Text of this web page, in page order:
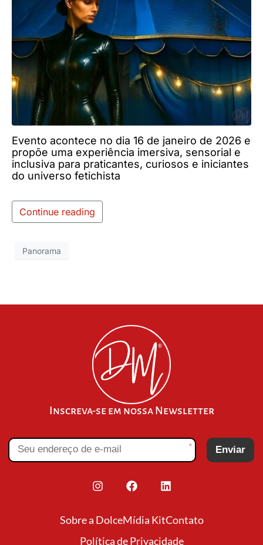
Evento acontece no dia 16 de janeiro de 2026 e
propõe uma experiência imersiva, sensorial e
inclusiva para praticantes, curiosos e iniciantes
do universo fetichista
Continue reading
Panorama
Inscreva-se em nossa Newsletter
* Enviar
Sobre a DolceMídia KitContato
Política de Privacidade